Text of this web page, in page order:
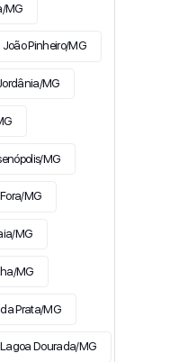
MG
João Pinheiro/MG
MG
MG
MG
MG
MG
Prata/MG
Lagoa Dourada/MG